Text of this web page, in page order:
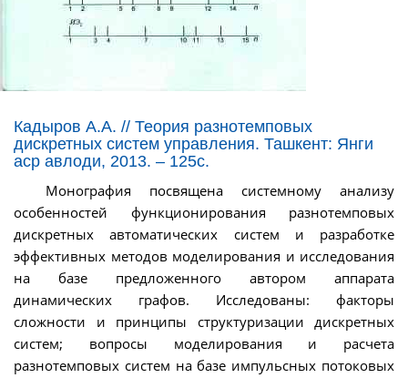
Кадыров А.А. // Теория разнотемповых
дискретных систем управления. Ташкент: Янги
аср авлоди, 2013. – 125с.
Монография посвящена системному анализу
особенностей функционирования разнотемповых
дискретных автоматических систем и разработке
эффективных методов моделирования и исследования
на базе предложенного автором аппарата
динамических графов. Исследованы: факторы
сложности и принципы структуризации дискретных
систем; вопросы моделирования и расчета
разнотемповых систем на базе импульсных потоковых